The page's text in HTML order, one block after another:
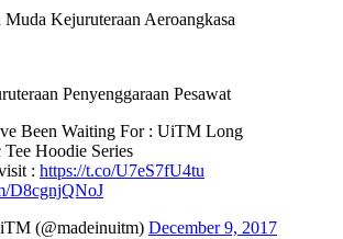
Muda Kejuruteraan Aeroangkasa
Penyenggaraan Pesawat
Been Waiting For : UiTM Long
Tee Hoodie Series
: https://t.co/U7eS7fU4tu
D8cgnjQNoJ
(@madeinuitm) December 9, 2017